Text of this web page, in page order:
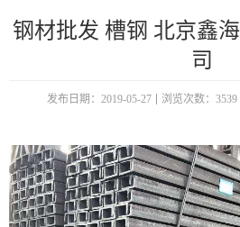
钢材批发 槽钢 北京鑫
司
发布日期：2019-05-27 浏览次数：3539